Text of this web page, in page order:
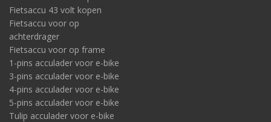
Fietsaccu 43 volt kopen
Fietsaccu voor op
achterdrager
Fietsaccu voor op frame
1-pins acculader voor e-bike
3-pins acculader voor e-bike
4-pins acculader voor e-bike
5-pins acculader voor e-bike
Tulip acculader voor e-bike